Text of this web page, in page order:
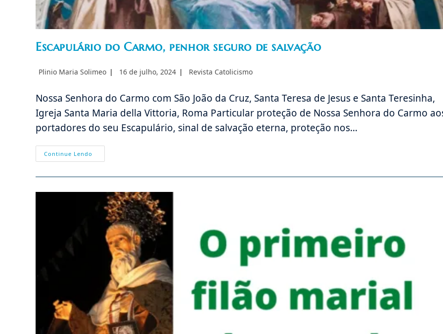
Escapulário do Carmo, penhor seguro de salvação
Autor
Plinio Maria Solimeo
Post
16 de julho, 2024
Categoria
Revista Catolicismo
Nossa Senhora do Carmo com São João da Cruz, Santa Teresa de Jesus e Santa Teresinha,
Igreja Santa Maria della Vittoria, Roma Particular proteção de Nossa Senhora do Carmo
portadores do seu Escapulário, sinal de salvação eterna, proteção nos…
Continue Lendo
Do
Penhor
Salvação